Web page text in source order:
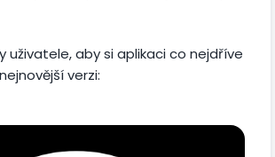
uživatele, aby si aplikaci co nejdříve
verzi: